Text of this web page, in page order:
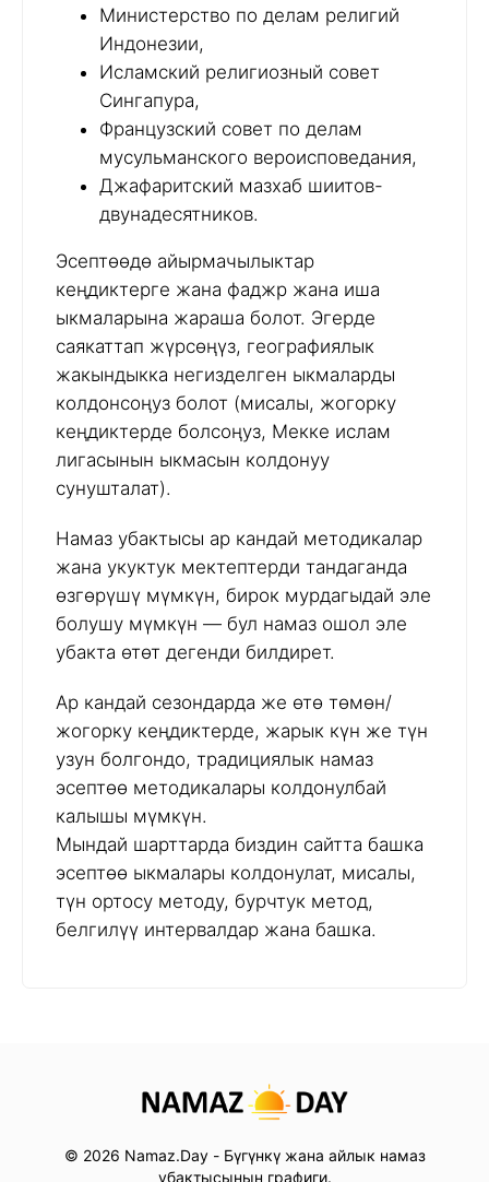
Министерство по делам религий
Индонезии,
Исламский религиозный совет
Сингапура,
Французский совет по делам
мусульманского вероисповедания,
Джафаритский мазхаб шиитов-
двунадесятников.
Эсептөөдө айырмачылыктар
кеңдиктерге жана фаджр жана иша
ыкмаларына жараша болот. Эгерде
саякаттап жүрсөңүз, географиялык
жакындыкка негизделген ыкмаларды
колдонсоңуз болот (мисалы, жогорку
кеңдиктерде болсоңуз, Мекке ислам
лигасынын ыкмасын колдонуу
сунушталат).
Намаз убактысы ар кандай методикалар
жана укуктук мектептерди тандаганда
өзгөрүшү мүмкүн, бирок мурдагыдай эле
болушу мүмкүн — бул намаз ошол эле
убакта өтөт дегенди билдирет.
Ар кандай сезондарда же өтө төмөн/
жогорку кеңдиктерде, жарык күн же түн
узун болгондо, традициялык намаз
эсептөө методикалары колдонулбай
калышы мүмкүн.
Мындай шарттарда биздин сайтта башка
эсептөө ыкмалары колдонулат, мисалы,
түн ортосу методу, бурчтук метод,
белгилүү интервалдар жана башка.
© 2026 Namaz.Day - Бүгүнкү жана айлык намаз
убактысынын графиги.